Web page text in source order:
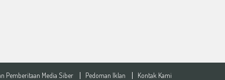
Pemberitaan Media Siber Pedoman Iklan Kontak Kami